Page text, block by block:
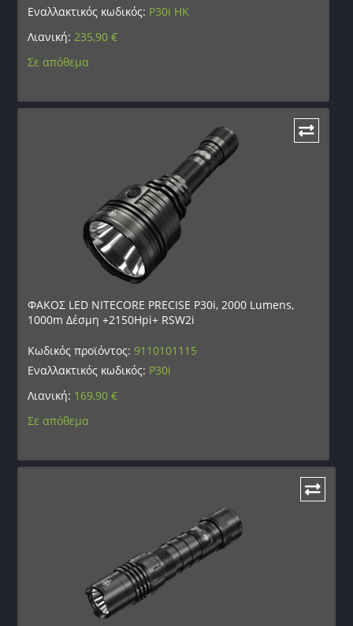
Εναλλακτικός κωδικός: P30i HK
Λιανική: 235,90€
Σε απόθεμα
ΦΑΚΟΣ LED NITECORE PRECISE P30i, 2000 Lumens,
1000m Δέσμη +2150Hpi+ RSW2i
Κωδικός προϊόντος:9110101115
Εναλλακτικός κωδικός: P30i
Λιανική: 169,90€
Σε απόθεμα